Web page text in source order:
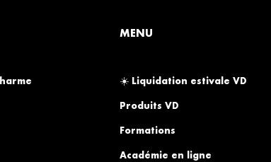
MENU
☀️ Liquidation estivale VD
Produits VD
Formations
Académie en ligne